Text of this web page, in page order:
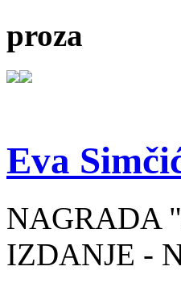
proza
Eva
NAGRADA
IZDANJE -